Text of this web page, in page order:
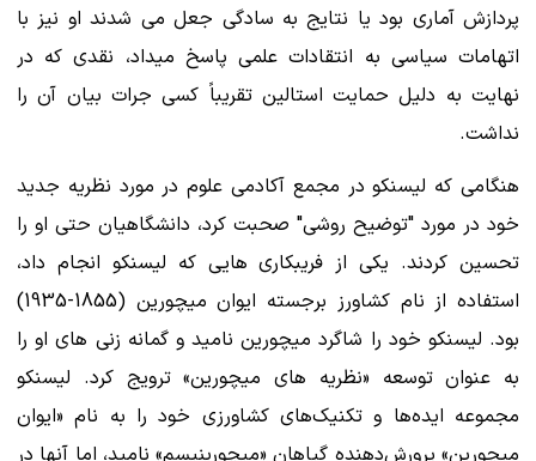
پردازش آماری بود یا نتایج به سادگی جعل می شدند او نیز با
اتهامات سیاسی به انتقادات علمی پاسخ میداد، نقدی که در
نهایت به دلیل حمایت استالین تقریباً کسی جرات بیان آن را
نداشت.
هنگامی که لیسنکو در مجمع آکادمی علوم در مورد نظریه جدید
خود در مورد "توضیح روشی" صحبت کرد، دانشگاهیان حتی او را
تحسین کردند. یکی از فریبکاری هایی که لیسنکو انجام داد،
استفاده از نام کشاورز برجسته ایوان میچورین (1855-1935)
بود. لیسنکو خود را شاگرد میچورین نامید و گمانه زنی های او را
به عنوان توسعه «نظریه های میچورین» ترویج کرد. لیسنکو
مجموعه ایده‌ها و تکنیک‌های کشاورزی خود را به نام «ایوان
میچورین» پرورش‌دهنده گیاهان «میچورینیسم» نامید، اما آنها در